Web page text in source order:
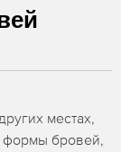
местах,
формы бровей,